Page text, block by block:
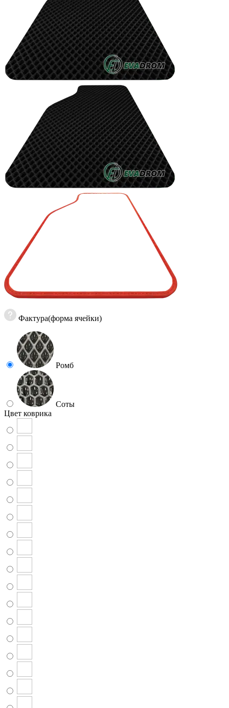
Фактура(форма ячейки)
Ромб
Соты
Цвет коврика